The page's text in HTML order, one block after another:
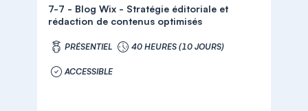
7-7 - Blog Wix - Stratégie éditoriale et
rédaction de contenus optimisés
PRÉSENTIEL 40 HEURES (10 JOURS)
ACCESSIBLE